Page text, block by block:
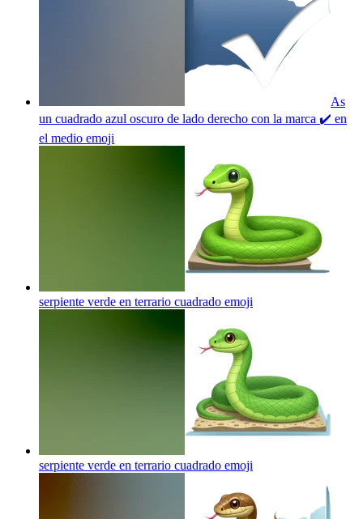
As
un cuadrado azul oscuro de lado derecho con la marca ✔️ en
el medio emoji
serpiente verde en terrario cuadrado emoji
serpiente verde en terrario cuadrado emoji